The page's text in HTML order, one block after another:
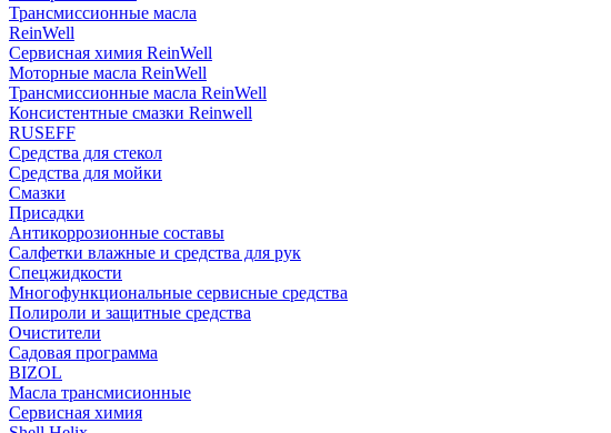
Трансмиссионные масла
ReinWell
Сервисная химия ReinWell
Моторные масла ReinWell
Трансмиссионные масла ReinWell
Консистентные смазки Reinwell
RUSEFF
Средства для стекол
Средства для мойки
Смазки
Присадки
Антикоррозионные составы
Салфетки влажные и средства для рук
Спецжидкости
Многофункциональные сервисные средства
Полироли и защитные средства
Очистители
Садовая программа
BIZOL
Масла трансмисионные
Сервисная химия